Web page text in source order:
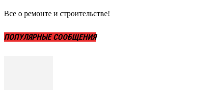
Все о ремонте и строительстве!
ПОПУЛЯРНЫЕ СООБЩЕНИЯ